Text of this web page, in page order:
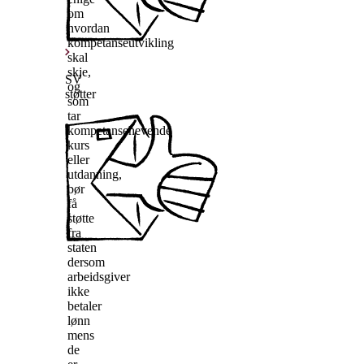
SV
støtter
om
hvordan
kompetanseutvikling
skal
skje,
og
som
tar
kompetansehevende
kurs
eller
utdanning,
bør
få
støtte
fra
staten
dersom
arbeidsgiver
ikke
betaler
lønn
mens
de